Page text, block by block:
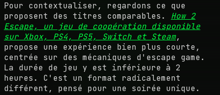
Pour contextualiser, regardons ce que
proposent des titres comparables. How 2
Escape, un jeu de coopération disponible
sur Xbox, PS4, PS5, Switch et Steam,
propose une expérience bien plus courte,
centrée sur des mécaniques d'escape game.
La durée de jeu y est inférieure à 2
heures. C'est un format radicalement
différent, pensé pour une soirée unique.